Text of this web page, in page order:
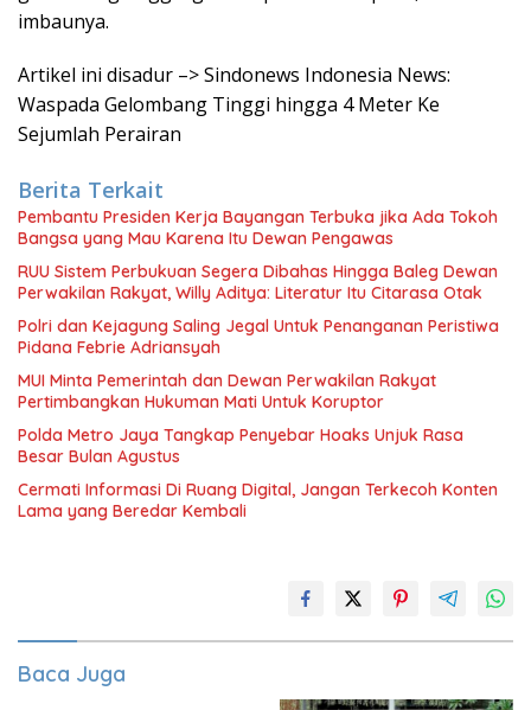
imbaunya.
Artikel ini disadur –> Sindonews Indonesia News:
Waspada Gelombang Tinggi hingga 4 Meter Ke
Sejumlah Perairan
Berita Terkait
Pembantu Presiden Kerja Bayangan Terbuka jika Ada Tokoh
Bangsa yang Mau Karena Itu Dewan Pengawas
RUU Sistem Perbukuan Segera Dibahas Hingga Baleg Dewan
Perwakilan Rakyat, Willy Aditya: Literatur Itu Citarasa Otak
Polri dan Kejagung Saling Jegal Untuk Penanganan Peristiwa
Pidana Febrie Adriansyah
MUI Minta Pemerintah dan Dewan Perwakilan Rakyat
Pertimbangkan Hukuman Mati Untuk Koruptor
Polda Metro Jaya Tangkap Penyebar Hoaks Unjuk Rasa
Besar Bulan Agustus
Cermati Informasi Di Ruang Digital, Jangan Terkecoh Konten
Lama yang Beredar Kembali
Baca Juga